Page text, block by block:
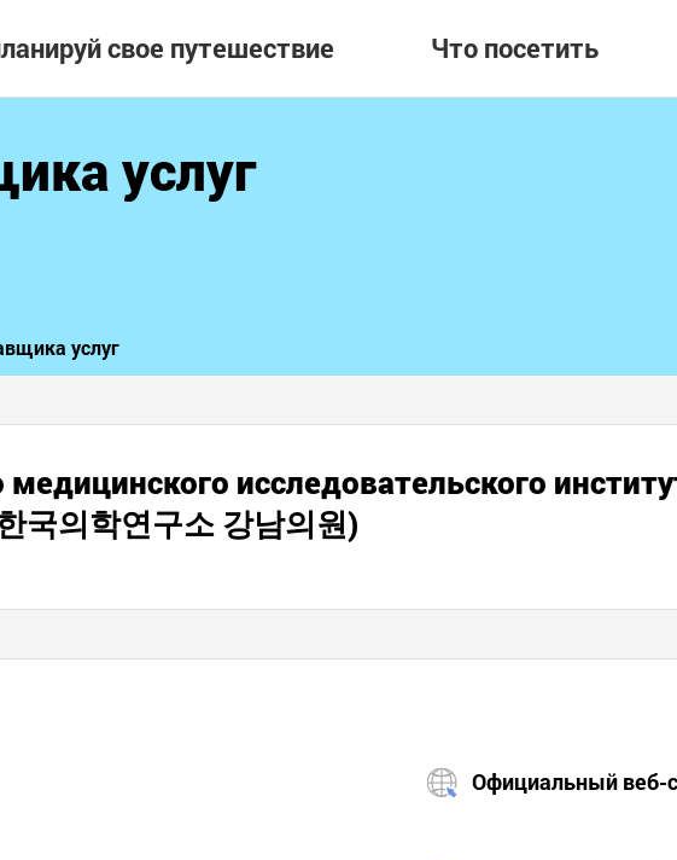
свое путешествие Что посетить
услуг
услуг
исследовательского
국의학연구소 강남의원)
Официальный веб-